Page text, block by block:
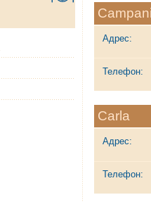
Адрес:
Телефон:
Carla
Адрес:
Телефон: